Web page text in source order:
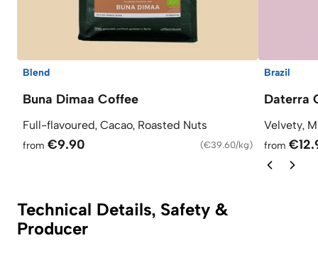
Blend
Buna Dimaa Coffee
Full-flavoured, Cacao, Roasted Nuts
from €9.90 (€39.60/kg)
Brazil
Daterra
Velvety,
from
Technical Details, Safety &
Producer